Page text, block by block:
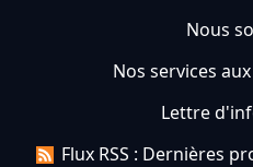
Nous
Nos services
Lettre
Flux RSS : Dernières